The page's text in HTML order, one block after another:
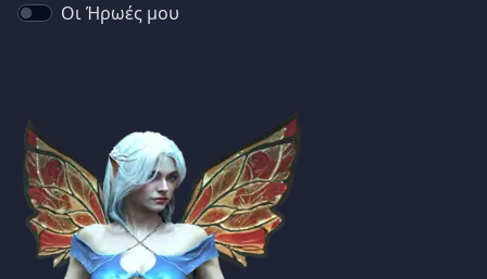
Οι Ήρωές μου